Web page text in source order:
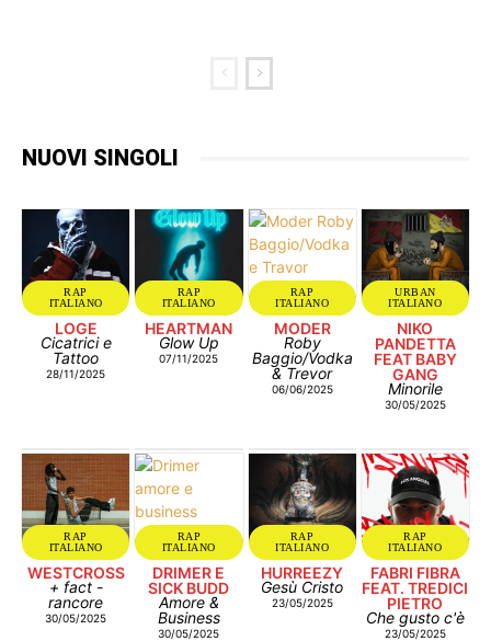
NUOVI SINGOLI
RAP
ITALIANO
LOGE
Cicatrici e
Tattoo
28/11/2025
RAP
ITALIANO
HEARTMAN
Glow Up
07/11/2025
RAP
ITALIANO
MODER
Roby
Baggio/Vodka
& Trevor
06/06/2025
URBAN
ITALIANO
NIKO
PANDETTA
FEAT BABY
GANG
Minorile
30/05/2025
RAP
ITALIANO
WESTCROSS
+ fact -
rancore
30/05/2025
RAP
ITALIANO
DRIMER E
SICK BUDD
Amore &
Business
30/05/2025
RAP
ITALIANO
HURREEZY
Gesù Cristo
23/05/2025
RAP
ITALIANO
FABRI FIBRA
FEAT. TREDICI
PIETRO
Che gusto c'è
23/05/2025